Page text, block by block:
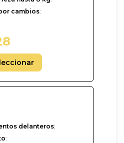
cambios:
delanteros:
: